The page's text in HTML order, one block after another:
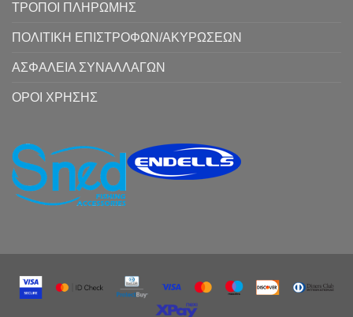
ΤΡΟΠΟΙ ΠΛΗΡΩΜΗΣ
ΠΟΛΙΤΙΚΗ ΕΠΙΣΤΡΟΦΩΝ/ΑΚΥΡΩΣΕΩΝ
ΑΣΦΑΛΕΙΑ ΣΥΝΑΛΛΑΓΩΝ
ΟΡΟΙ ΧΡΗΣΗΣ